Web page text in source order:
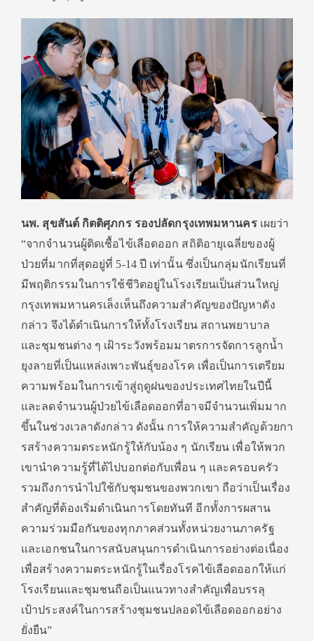
นพ. สุขสันต์ กิตติศุภกร รองปลัดกรุงเทพมหานคร เผยว่า
“จากจำนวนผู้ติดเชื้อไข้เลือดออก สถิติอายุเฉลี่ยของผู้
ป่วยที่มากที่สุดอยู่ที่ 5-14 ปี เท่านั้น ซึ่งเป็นกลุ่มนักเรียนที่
มีพฤติกรรมในการใช้ชีวิตอยู่ในโรงเรียนเป็นส่วนใหญ่
กรุงเทพมหานครเล็งเห็นถึงความสำคัญของปัญหาดัง
กล่าว จึงได้ดำเนินการให้ทั้งโรงเรียน สถานพยาบาล
และชุมชนต่าง ๆ เฝ้าระวังพร้อมมาตรการจัดการลูกน้ำ
ยุงลายที่เป็นแหล่งเพาะพันธุ์ของโรค เพื่อเป็นการเตรียม
ความพร้อมในการเข้าสู่ฤดูฝนของประเทศไทยในปีนี้
และลดจำนวนผู้ป่วยไข้เลือดออกที่อาจมีจำนวนเพิ่มมาก
ขึ้นในช่วงเวลาดังกล่าว ดังนั้น การให้ความสำคัญด้วยกา
รสร้างความตระหนักรู้ให้กับน้อง ๆ นักเรียน เพื่อให้พวก
เขานำความรู้ที่ได้ไปบอกต่อกับเพื่อน ๆ และครอบครัว
รวมถึงการนำไปใช้กับชุมชนของพวกเขา ถือว่าเป็นเรื่อง
สำคัญที่ต้องเริ่มดำเนินการโดยทันที อีกทั้งการผสาน
ความร่วมมือกันของทุกภาคส่วนทั้งหน่วยงานภาครัฐ
และเอกชนในการสนับสนุนการดำเนินการอย่างต่อเนื่อง
เพื่อสร้างความตระหนักรู้ในเรื่องโรคไข้เลือดออกให้แก่
โรงเรียนและชุมชนถือเป็นแนวทางสำคัญเพื่อบรรลุ
เป้าประสงค์ในการสร้างชุมชนปลอดไข้เลือดออกอย่าง
ยั่งยืน”